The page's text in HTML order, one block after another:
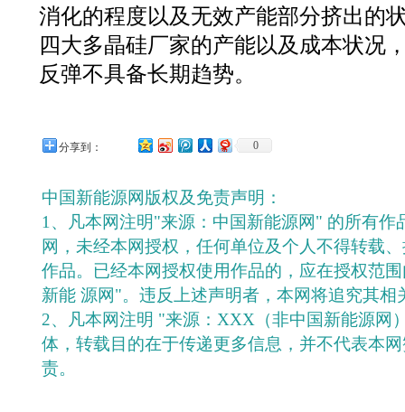
消化的程度以及无效产能部分挤出的
四大多晶硅厂家的产能以及成本状况
反弹不具备长期趋势。
分享到： 0
中国新能源网版权及免责声明：
1、凡本网注明"来源：中国新能源网" 的所有作
网，未经本网授权，任何单位及个人不得转载
作品。已经本网授权使用作品的，应在授权范
新能 源网"。违反上述声明者，本网将追究其相
2、凡本网注明 "来源：XXX（非中国新能源网
体，转载目的在于传递更多信息，并不代表本
责。